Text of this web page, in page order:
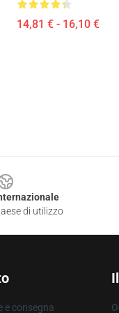
14,81 € - 16,10 €
di utilizzo
e consegna